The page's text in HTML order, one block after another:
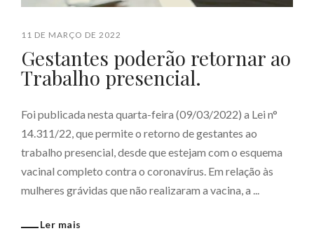
11 DE MARÇO DE 2022
Gestantes poderão retornar ao
Trabalho presencial.
Foi publicada nesta quarta-feira (09/03/2022) a Lei n°
14.311/22, que permite o retorno de gestantes ao
trabalho presencial, desde que estejam com o esquema
vacinal completo contra o coronavírus. Em relação às
mulheres grávidas que não realizaram a vacina, a ...
Ler mais